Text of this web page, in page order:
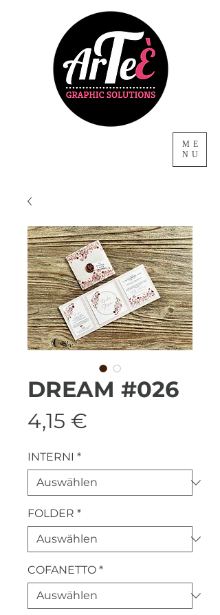
ME
NU
DREAM #026
4,15 €
INTERNI *
FOLDER *
COFANETTO *